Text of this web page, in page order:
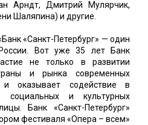
Арндт, Дмитрий Мулярчик,
Шаляпина) и другие.
«Санкт-Петербург» — один
Вот уже 35 лет Банк
не только в развитии
и рынка современных
оказывает содействие в
социальных и культурных
Банк «Санкт-Петербург»
фестиваля «Опера – всем»